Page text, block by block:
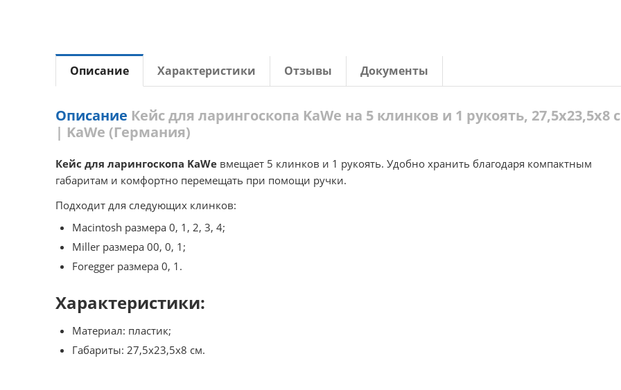
Описание Характеристики Отзывы Документы
Описание Кейс для ларингоскопа KaWe на 5 клинков и 1 рукоять, 27,5х23,5х8
| KaWe (Германия)
Кейс для ларингоскопа KaWe вмещает 5 клинков и 1 рукоять. Удобно хранить благодаря компактным
габаритам и комфортно перемещать при помощи ручки.
Подходит для следующих клинков:
Macintosh размера 0, 1, 2, 3, 4;
Miller размера 00, 0, 1;
Foregger размера 0, 1.
Характеристики:
Материал: пластик;
Габариты: 27,5х23,5х8 см.